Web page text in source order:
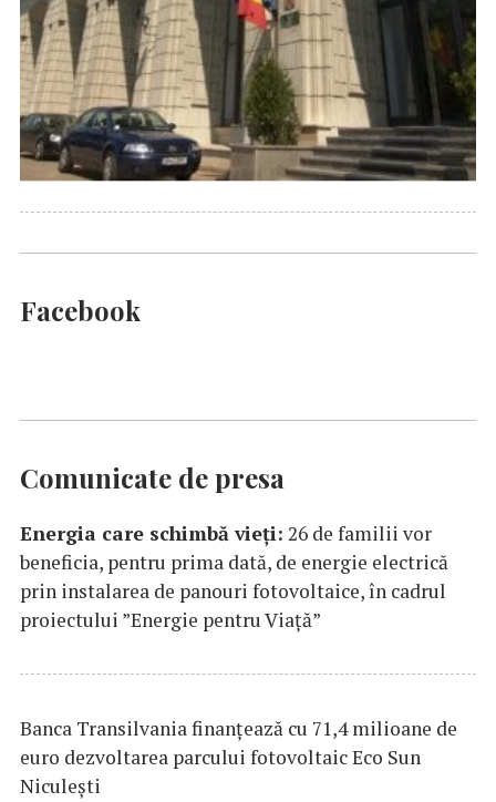
Facebook
Comunicate de presa
Energia care schimbă vieți: 26 de familii vor
beneficia, pentru prima dată, de energie electrică
prin instalarea de panouri fotovoltaice, în cadrul
proiectului ”Energie pentru Viață”
Banca Transilvania finanțează cu 71,4 milioane de
euro dezvoltarea parcului fotovoltaic Eco Sun
Niculești